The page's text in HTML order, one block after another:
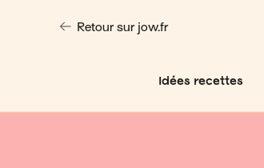
Retour sur jow.fr
Idées recettes